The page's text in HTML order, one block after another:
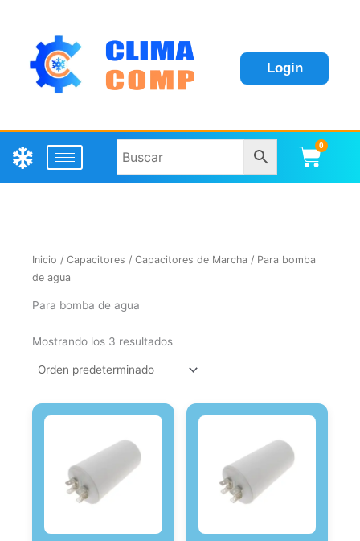
Login
0
Inicio / Capacitores / Capacitores de Marcha / Para bomba
de agua
Para bomba de agua
Mostrando los 3 resultados